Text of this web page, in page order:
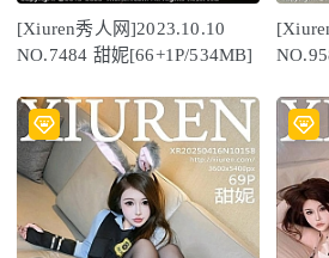
[Xiuren秀人网]2023.10.10
NO.7484 甜妮[66+1P/534MB]